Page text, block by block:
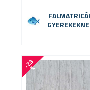
-
2
3
%